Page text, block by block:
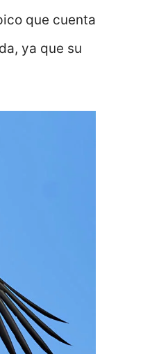
que cuenta
ya que su